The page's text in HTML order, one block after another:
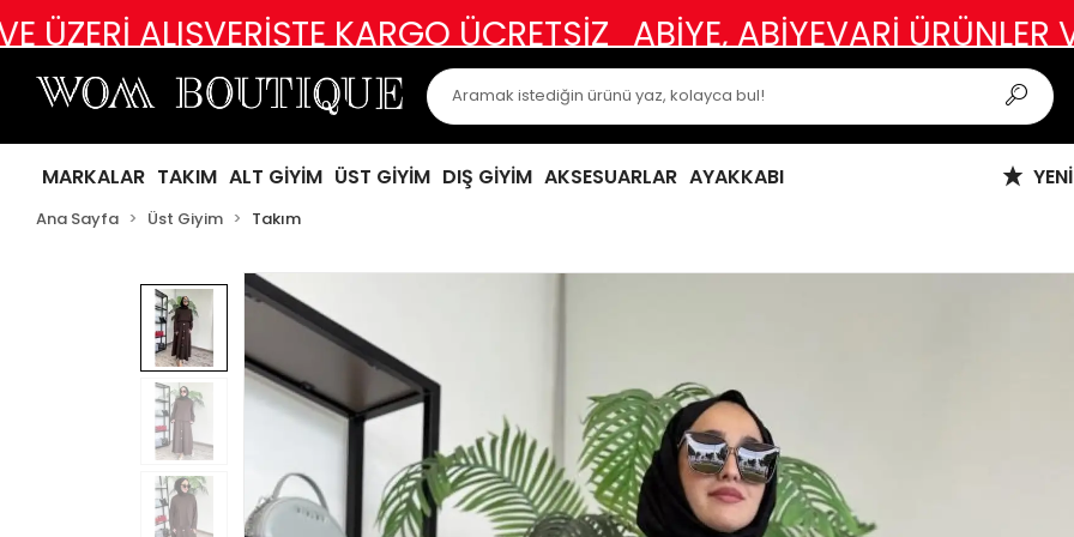
KARGO ÜCRETSİZ ABİYE, ABİYEVARİ ÜRÜNLER VE ÖZEL
MARKALAR TAKIM ALT GİYİM ÜST GİYİM DIŞ GİYİM AKSESUARLAR AYAKKABI
Ana Sayfa Üst Giyim Takım